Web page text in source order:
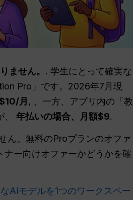
ません。. 学生にとって確実な
Pro」です。2026年7月現
月 , 、一方、アプリ内の「教
年払いの場合、月額$9.
ん。無料のProプランのオファ
ー向けオファーかどうかを確
AIモデルを1つのワークスペー